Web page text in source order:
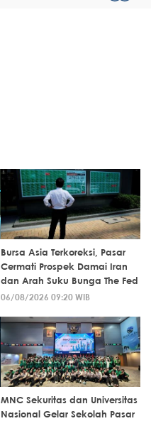
Bursa Asia Terkoreksi, Pasar
Cermati Prospek Damai Iran
dan Arah Suku Bunga The Fed
06/08/2026 09:20 WIB
MNC Sekuritas dan Universitas
Nasional Gelar Sekolah Pasar